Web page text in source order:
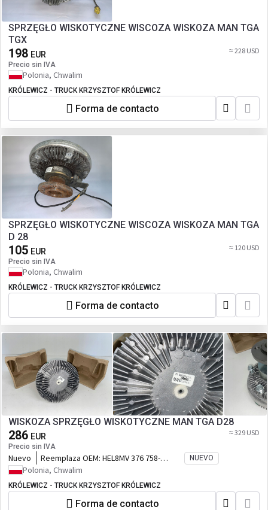
SPRZĘGŁO WISKOTYCZNE WISCOZA WISKOZA MAN TGA
TGX
198 EUR
Precio sin IVA
≈ 228 USD
Polonia, Chwalim
KRÓLEWICZ - TRUCK KRZYSZTOF KRÓLEWICZ
Forma de contacto
SPRZĘGŁO WISKOTYCZNE WISCOZA WISKOZA MAN TGA
D 28
105 EUR
Precio sin IVA
≈ 120 USD
Polonia, Chwalim
KRÓLEWICZ - TRUCK KRZYSZTOF KRÓLEWICZ
Forma de contacto
WISKOZA SPRZĘGŁO WISKOTYCZNE MAN TGA D28
286 EUR
Precio sin IVA
≈ 329 USD
Nuevo Reemplaza OEM: HEL8MV 376 758-
471/RS4 | Numery katalogowe
zamienników: MNC068 376758471
LKK007 7063401 HELLA HEL8MV 376 758-
471/RS4 | Numer katalogowy oryginału:
NUEVO
Polonia, Chwalim
KRÓLEWICZ - TRUCK KRZYSZTOF KRÓLEWICZ
Forma de contacto